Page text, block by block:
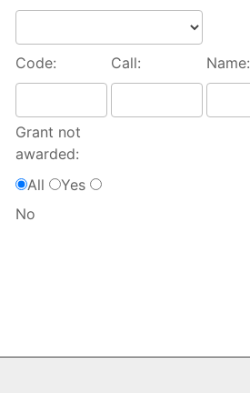
Code: Call: Name:
Grant not
awarded:
All
Yes
No